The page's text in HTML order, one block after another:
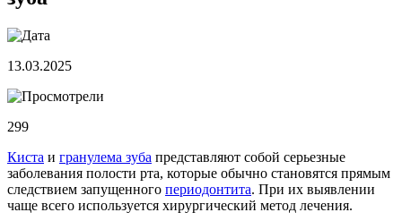
13.03.2025
299
Киста и гранулема зуба представляют собой серьезные
заболевания полости рта, которые обычно становятся прямым
следствием запущенного периодонтита. При их выявлении
чаще всего используется хирургический метод лечения.